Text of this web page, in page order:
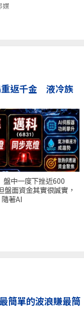
媒
重返千金 液冷族
盤中一度下挫近600
面資金其實很誠實，
著AI
簡單的波浪賺最簡